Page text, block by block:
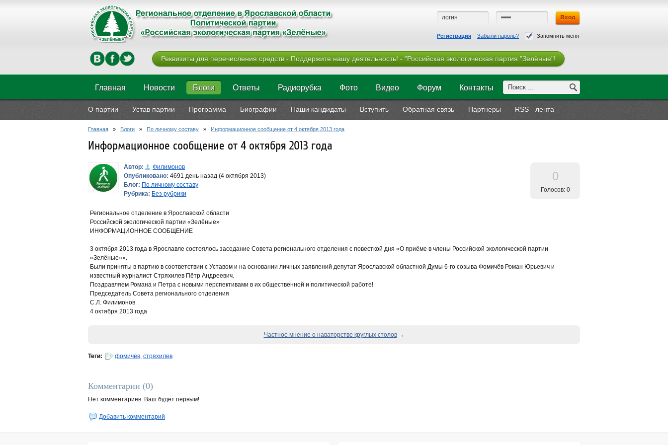
Регистрация Забыли пароль? Запомнить меня
Реквизиты для перечисления средств - Поддержите нашу деятельность! - "Российская экологическая партия "Зелёные"!
Главная Новости Блоги Ответы Радиорубка Фото Видео Форум Контакты
О партии Устав партии Программа Биографии Наши кандидаты Вступить Обратная связь Партнеры RSS - лента
Главная » Блоги » По личному составу » Информационное сообщение от 4 октября 2013 года
Информационное сообщение от 4 октября 2013 года
Автор:
Филимонов
Опубликовано: 4691 день назад (4 октября 2013)
Блог: По личному составу
Рубрика: Без рубрики
0
Голосов: 0
Региональное отделение в Ярославской области
Российской экологической партии «Зелёные»
ИНФОРМАЦИОННОЕ СООБЩЕНИЕ
3 октября 2013 года в Ярославле состоялось заседание Совета регионального отделения с повесткой дня «О приёме в члены Российской экологической партии
«Зелёные»».
Были приняты в партию в соответствии с Уставом и на основании личных заявлений депутат Ярославской областной Думы 6-го созыва Фомичёв Роман Юрьевич и
известный журналист Стряхилев Пётр Андреевич.
Поздравляем Романа и Петра с новыми перспективами в их общественной и политической работе!
Председатель Совета регионального отделения
С.Л. Филимонов
4 октября 2013 года
Частное мнение о наваторстве круглых столов→
Теги: фомичёв, стряхилев
Комментарии (0)
Нет комментариев. Ваш будет первым!
Добавить комментарий